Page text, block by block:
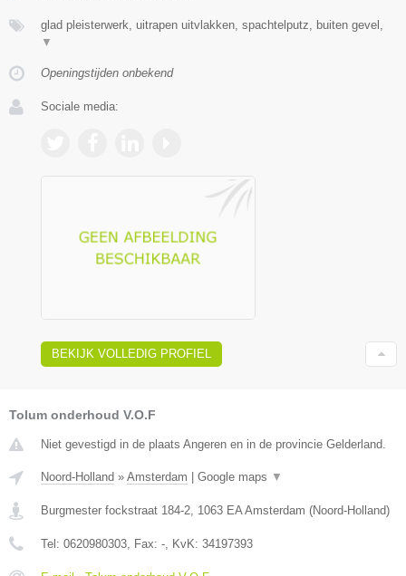
glad pleisterwerk, uitrapen uitvlakken, spachtelputz, buiten gevel,
▼
Openingstijden onbekend
Sociale media:
BEKIJK VOLLEDIG PROFIEL
Tolum onderhoud V.O.F
Niet gevestigd in de plaats Angeren en in de provincie Gelderland.
Noord-Holland » Amsterdam | Google maps ▼
Burgmester fockstraat 184-2 1063 EA Amsterdam (Noord-Holland)
Tel: 0620980303 , Fax: - , KvK: 34197393